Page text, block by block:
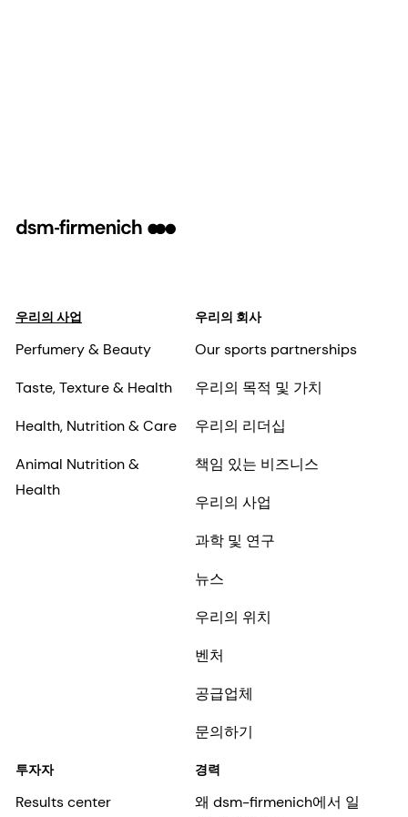
우리의 사업
Perfumery & Beauty
Taste, Texture & Health
Health, Nutrition & Care
Animal Nutrition &
Health
우리의 회사
Our sports partnerships
우리의 목적 및 가치
우리의 리더십
책임 있는 비즈니스
우리의 사업
과학 및 연구
뉴스
우리의 위치
벤처
공급업체
문의하기
투자자
Results center
경력
왜 dsm-firmenich에서 일